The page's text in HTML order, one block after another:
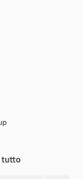
tutto